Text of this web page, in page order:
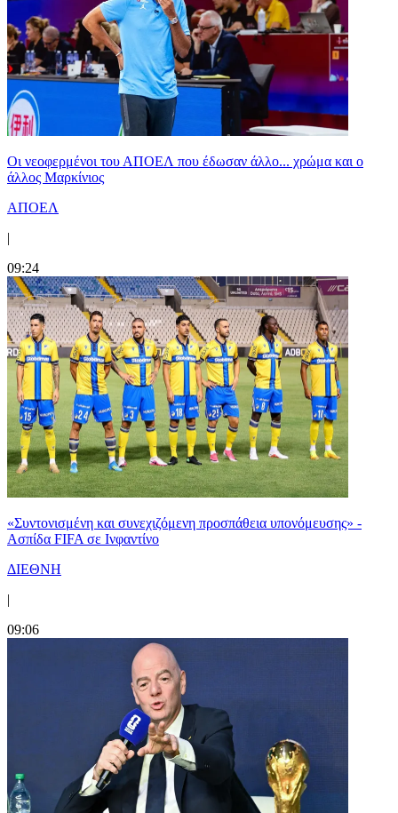
Οι νεοφερμένοι του ΑΠΟΕΛ που έδωσαν άλλο... χρώμα και ο
άλλος Μαρκίνιος
ΑΠΟΕΛ
|
09:24
«Συντονισμένη και συνεχιζόμενη προσπάθεια υπονόμευσης» -
Ασπίδα FIFA σε Ινφαντίνο
ΔΙΕΘΝΗ
|
09:06